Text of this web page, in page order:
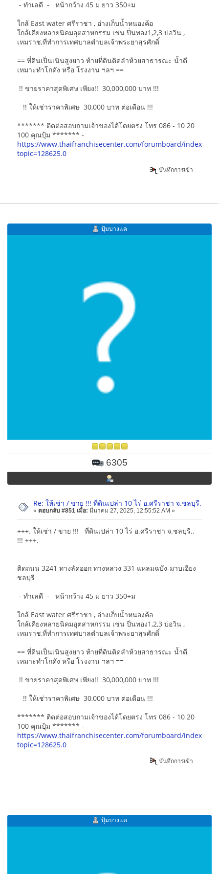
- ทำเลดี - หน้ากว้าง 45 ม ยาว 350+ม
ใกล้ East water ศรีราชา , อ่างเก็บน้ำหนองค้อ
ใกล้เคียงหลายนิคมอุตสาหกรรม เช่น ปิ่นทอง1,2,3 บ่อวิน ,
เหมราช,ที่ทำการเทศบาลตำบลเจ้าพระยาสุรศักดิ์
== ที่ดินเป็นเนินสูงยาว ท้ายที่ดินติดลำห้วยสาธารณะ น้ำดี
เหมาะทำโกดัง หรือ โรงงาน ฯลฯ ==
!! ขายราคาสุดพิเศษ เพียง!! 30,000,000 บาท !!!
!! ให้เช่าราคาพิเศษ 30,000 บาท ต่อเดือน !!!
******* ติดต่อสอบถามเจ้าของได้โดยตรง โทร 086 - 10 20
100 คุณปุ้ม ******* -
https://www.thaifranchisecenter.com/forumboard/
topic=128625.0
บันทึกการเข้า
ปุ้มบางแค
6305
Re: ให้เช่า / ขาย !!! ที่ดินเปล่า 10 ไร่ อ.ศรีราชา จ.ชลบุรี.
« ตอบกลับ #851 เมื่อ: มีนาคม 27, 2025, 12:55:52 AM »
+++. ให้เช่า / ขาย !!! ที่ดินเปล่า 10 ไร่ อ.ศรีราชา จ.ชลบุรี..
!!! +++.
ติดถนน 3241 ทางลัดออก ทางหลวง 331 แหลมฉบัง-มาบเอียง
ชลบุรี
- ทำเลดี - หน้ากว้าง 45 ม ยาว 350+ม
ใกล้ East water ศรีราชา , อ่างเก็บน้ำหนองค้อ
ใกล้เคียงหลายนิคมอุตสาหกรรม เช่น ปิ่นทอง1,2,3 บ่อวิน ,
เหมราช,ที่ทำการเทศบาลตำบลเจ้าพระยาสุรศักดิ์
== ที่ดินเป็นเนินสูงยาว ท้ายที่ดินติดลำห้วยสาธารณะ น้ำดี
เหมาะทำโกดัง หรือ โรงงาน ฯลฯ ==
!! ขายราคาสุดพิเศษ เพียง!! 30,000,000 บาท !!!
!! ให้เช่าราคาพิเศษ 30,000 บาท ต่อเดือน !!!
******* ติดต่อสอบถามเจ้าของได้โดยตรง โทร 086 - 10 20
100 คุณปุ้ม ******* -
https://www.thaifranchisecenter.com/forumboard/
topic=128625.0
บันทึกการเข้า
ปุ้มบางแค